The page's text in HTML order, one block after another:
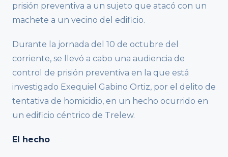
prisión preventiva a un sujeto que atacó con un
machete a un vecino del edificio.
Durante la jornada del 10 de octubre del
corriente, se llevó a cabo una audiencia de
control de prisión preventiva en la que está
investigado Exequiel Gabino Ortiz, por el delito de
tentativa de homicidio, en un hecho ocurrido en
un edificio céntrico de Trelew.
El hecho